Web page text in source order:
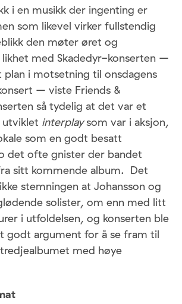
i en musikk der ingenting er
som likevel virker fullstendig
den møter øret og
med Skadedyr-konserten –
plan i motsetning til onsdagens
– viste Friends &
så tydelig at det var et
interplaysom var i aksjon,
som en godt besatt
det ofte gnister der bandet
sitt kommende album. Det
stemningen at Johansson og
solister, om enn med litt
i utfoldelsen, og konserten ble
godt argument for å se fram til
med høye